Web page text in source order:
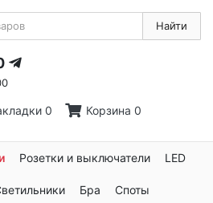
Найти
0 Корзина 0
Розетки и выключатели LED
Бра Споты